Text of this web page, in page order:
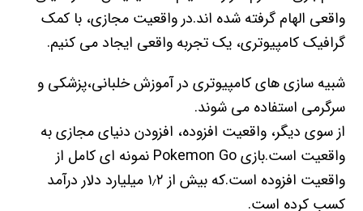
واقعی الهام گرفته شده اند.در واقعیت مجازی، با کمک
گرافیک کامپیوتری، یک تجربه واقعی ایجاد می کنیم.
شبیه سازی های کامپیوتری در آموزش خلبانی،پزشکی و
سرگرمی استفاده می شوند.
از سوی دیگر، واقعیت افزوده، افزودن دنیای مجازی به
واقعیت است.بازی Pokemon Go نمونه ای کامل از
واقعیت افزوده است.که بیش از ۱٫۲ میلیارد دلار درآمد
کسب کرده است.